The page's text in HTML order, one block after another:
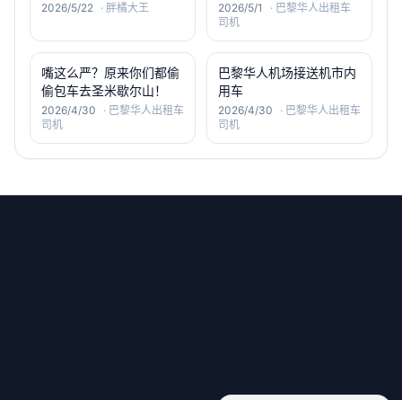
2026/5/22 · 胖橘大王 2026/5/1 · 巴黎华人出租车
司机
嘴这么严？原来你们都偷
偷包车去圣米歇尔山！
2026/4/30 · 巴黎华人出租车
司机
巴黎华人机场接送机市内
用车
2026/4/30 · 巴黎华人出租车
司机